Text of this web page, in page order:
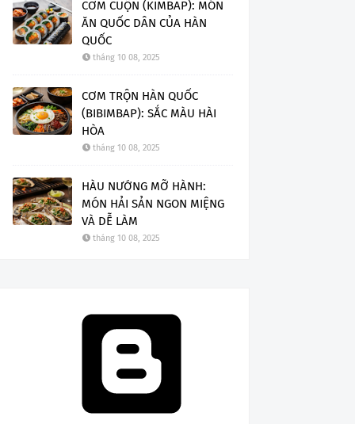
CƠM CUỘN (KIMBAP): MÓN
ĂN QUỐC DÂN CỦA HÀN
QUỐC
tháng 10 08, 2025
CƠM TRỘN HÀN QUỐC
(BIBIMBAP): SẮC MÀU HÀI
HÒA
tháng 10 08, 2025
HÀU NƯỚNG MỠ HÀNH:
MÓN HẢI SẢN NGON MIỆNG
VÀ DỄ LÀM
tháng 10 08, 2025